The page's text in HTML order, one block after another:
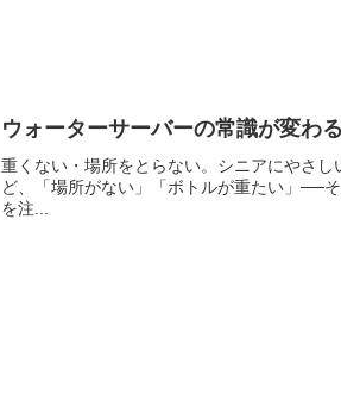
ウォーターサーバーの常識が変わ
重くない・場所をとらない。シニアにやさ
ど、「場所がない」「ボトルが重たい」──
を注...